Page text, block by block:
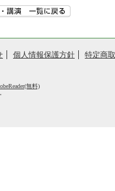
個人情報保護方針
特定商
無料)